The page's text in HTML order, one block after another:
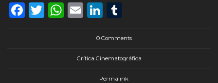
Facebook
Twitter
WhatsApp
EmailLinkedIn
0 Comments
Crítica Cinematográfica
Permalink